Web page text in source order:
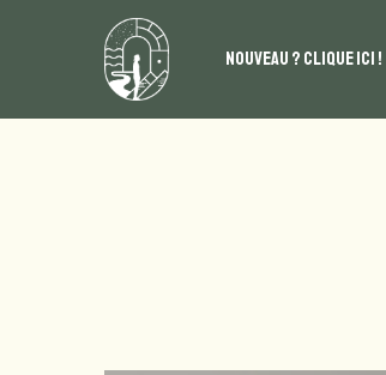
NOUVEAU ? CLIQUE ICI !